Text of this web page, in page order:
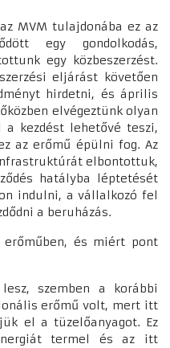
MVM tulajdonába ez az
egy gondolkodás,
egy közbeszerzést.
eljárást követően
hirdetni, és április
elvégeztünk olyan
kezdést lehetővé teszi,
az erőmű épülni fog. Az
elbontottuk,
hatályba léptetését
indulni, a vállalkozó fel
a beruházás.
és miért pont
szemben a korábbi
erőmű volt, mert itt
el a tüzelőanyagot. Ez
termel és az itt